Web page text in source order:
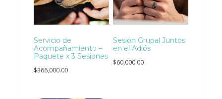
Servicio de
Acompañamiento –
Paquete x 3 Sesiones
$366,000.00
Sesión Grupal Juntos
en el Adiós
$60,000.00